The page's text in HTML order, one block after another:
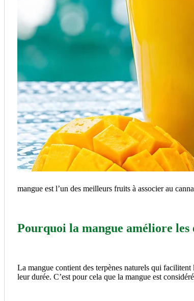
mangue est l’un des meilleurs fruits à associer au
Pourquoi la mangue améliore les
La mangue contient des terpènes naturels qui
leur durée. C’est pour cela que la mangue est